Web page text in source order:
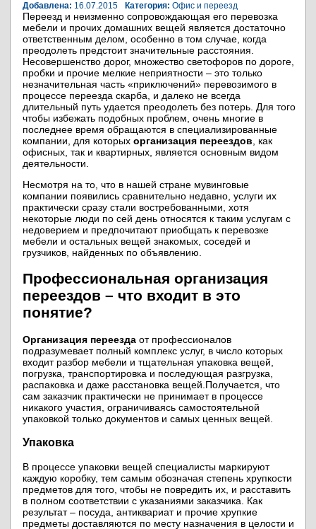
Добавлена: 16.07.2015 Категория: Офис и переезд
Переезд и неизменно сопровождающая его перевозка
мебели и прочих домашних вещей является достаточно
ответственным делом, особенно в том случае, когда
преодолеть предстоит значительные расстояния.
Несовершенство дорог, множество светофоров по дороге,
пробки и прочие мелкие неприятности – это только
незначительная часть «приключений» перевозимого в
процессе переезда скарба, и далеко не всегда
длительный путь удается преодолеть без потерь. Для того
чтобы избежать подобных проблем, очень многие в
последнее время обращаются в специализированные
компании, для которых организация переездов , как
офисных, так и квартирных, является основным видом
деятельности.
Несмотря на то, что в нашей стране мувинговые
компании появились сравнительно недавно, услуги их
практически сразу стали востребованными, хотя
некоторые люди по сей день относятся к таким услугам с
недоверием и предпочитают приобщать к перевозке
мебели и остальных вещей знакомых, соседей и
грузчиков, найденных по объявлению.
Профессиональная организация
переездов – что входит в это
понятие?
Организация переезда от профессионалов
подразумевает полный комплекс услуг, в число которых
входит разбор мебели и тщательная упаковка вещей,
погрузка, транспортировка и последующая разгрузка,
распаковка и даже расстановка вещей. Получается, что
сам заказчик практически не принимает в процессе
никакого участия, ограничиваясь самостоятельной
упаковкой только документов и самых ценных вещей.
Упаковка
В процессе упаковки вещей специалисты маркируют
каждую коробку, тем самым обозначая степень хрупкости
предметов для того, чтобы не повредить их, и расставить
в полном соответствии с указаниями заказчика. Как
результат – посуда, антиквариат и прочие хрупкие
предметы доставляются по месту назначения в целости и